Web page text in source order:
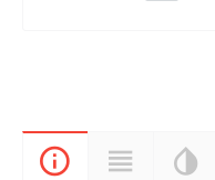
Описание